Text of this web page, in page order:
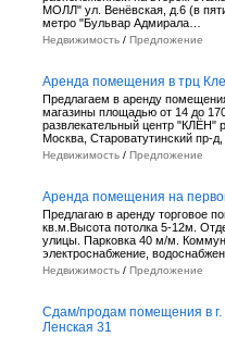
МОЛЛ" ул. Венёвская, д.6 (в
метро "Бульвар Адмирала…
Недвижимость / Предложение
Аренда помещения в трц
Предлагаем в аренду
магазины площадью от 14 до
развлекательный центр "КЛЁН"
Москва, Староватутинский пр-
Недвижимость / Предложение
Аренда помещения на
Предлагаю в аренду торговое
кв.м.Высота потолка 5-12м.
улицы. Парковка 40 м/м.
электроснабжение,
Недвижимость / Предложение
Сдам/продам помещения в г.
Ленская 31